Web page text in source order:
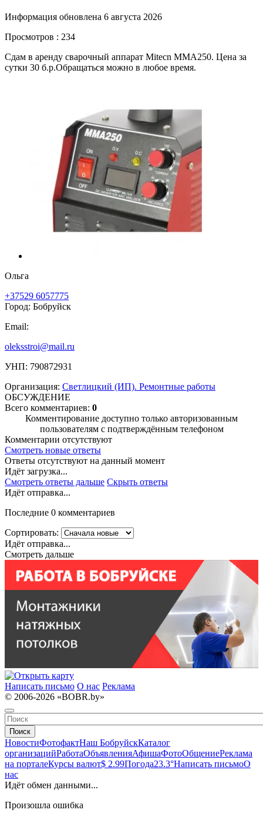
Информация обновлена 6 августа 2026
Просмотров : 234
Сдам в аренду сварочный аппарат Mitecn MMA250. Цена за
сутки 30 б.р.Обращаться можно в любое время.
Ольга
+37529 6057775
Город: Бобруйск
Email:
oleksstroi@mail.ru
УНП: 790872931
Организация: Светлицкий (ИП). Ремонтные работы
ОБСУЖДЕНИЕ
Всего комментариев: 0
Комментирование доступно только авторизованным
пользователям с подтверждённым телефоном
Комментарии отсутствуют
Смотреть новые ответы
Ответы отсутствуют на данный момент
Идёт загрузка...
Смотреть ответы дальше Скрыть ответы
Идёт отправка...
Последние 0 комментариев
Сортировать:
Идёт отправка...
Смотреть дальше
Написать письмо О нас Реклама
© 2006-2026 «BOBR.by»
Поиск
НовостиФотофактНаш БобруйскКаталог
организацийРаботаОбъявленияАфишаФотоОбщениеРеклама
на порталеКурсы валют$ 2.99Погода23.3°Написать письмоО
нас
Идёт обмен данными...
Произошла ошибка